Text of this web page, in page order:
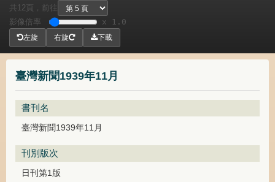
臺灣新聞1939年11月
書刊名
臺灣新聞1939年11月
刊別版次
日刊第1版
共 12頁，
前往
影像倍率
x 1.0
左旋 右旋 下載